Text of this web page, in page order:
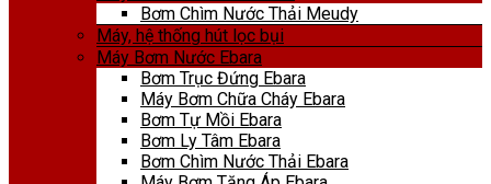
Bơm Chìm Nước Thải Meudy
Máy, hệ thống hút lọc bụi
Máy Bơm Nước Ebara
Bơm Trục Đứng Ebara
Máy Bơm Chữa Cháy Ebara
Bơm Tự Mồi Ebara
Bơm Ly Tâm Ebara
Bơm Chìm Nước Thải Ebara